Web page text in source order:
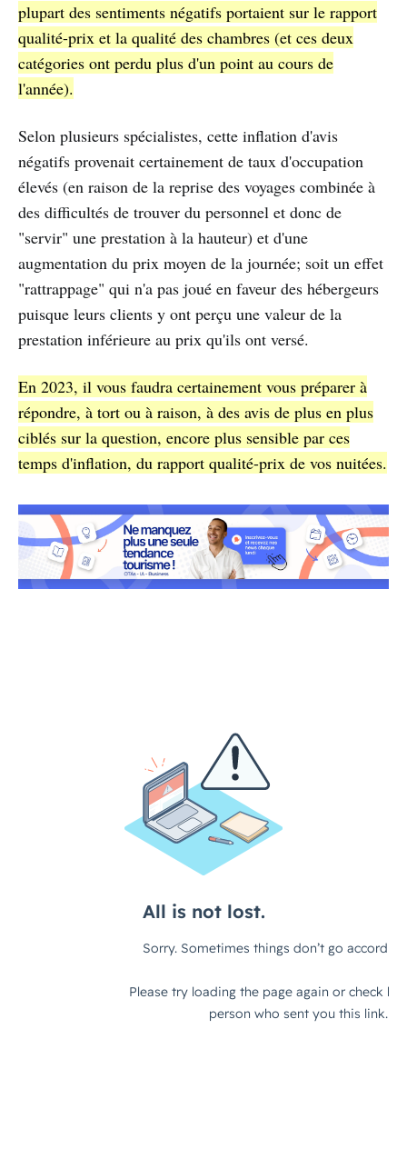
plupart des sentiments négatifs portaient sur le rapport
qualité-prix et la qualité des chambres (et ces deux
catégories ont perdu plus d'un point au cours de
l'année).
Selon plusieurs spécialistes, cette inflation d'avis
négatifs provenait certainement de taux d'occupation
élevés (en raison de la reprise des voyages combinée à
des difficultés de trouver du personnel et donc de
"servir" une prestation à la hauteur) et d'une
augmentation du prix moyen de la journée; soit un effet
"rattrappage" qui n'a pas joué en faveur des hébergeurs
puisque leurs clients y ont perçu une valeur de la
prestation inférieure au prix qu'ils ont versé.
En 2023, il vous faudra certainement vous préparer à
répondre, à tort ou à raison, à des avis de plus en plus
ciblés sur la question, encore plus sensible par ces
temps d'inflation, du rapport qualité-prix de vos nuitées.